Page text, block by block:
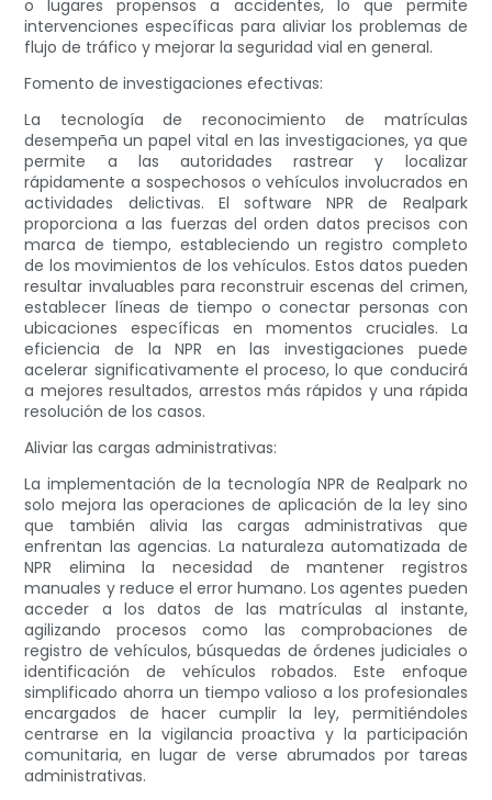
o lugares propensos a accidentes, lo que permite
intervenciones específicas para aliviar los problemas de
flujo de tráfico y mejorar la seguridad vial en general.
Fomento de investigaciones efectivas:
La tecnología de reconocimiento de matrículas
desempeña un papel vital en las investigaciones, ya que
permite a las autoridades rastrear y localizar
rápidamente a sospechosos o vehículos involucrados en
actividades delictivas. El software NPR de Realpark
proporciona a las fuerzas del orden datos precisos con
marca de tiempo, estableciendo un registro completo
de los movimientos de los vehículos. Estos datos pueden
resultar invaluables para reconstruir escenas del crimen,
establecer líneas de tiempo o conectar personas con
ubicaciones específicas en momentos cruciales. La
eficiencia de la NPR en las investigaciones puede
acelerar significativamente el proceso, lo que conducirá
a mejores resultados, arrestos más rápidos y una rápida
resolución de los casos.
Aliviar las cargas administrativas:
La implementación de la tecnología NPR de Realpark no
solo mejora las operaciones de aplicación de la ley sino
que también alivia las cargas administrativas que
enfrentan las agencias. La naturaleza automatizada de
NPR elimina la necesidad de mantener registros
manuales y reduce el error humano. Los agentes pueden
acceder a los datos de las matrículas al instante,
agilizando procesos como las comprobaciones de
registro de vehículos, búsquedas de órdenes judiciales o
identificación de vehículos robados. Este enfoque
simplificado ahorra un tiempo valioso a los profesionales
encargados de hacer cumplir la ley, permitiéndoles
centrarse en la vigilancia proactiva y la participación
comunitaria, en lugar de verse abrumados por tareas
administrativas.